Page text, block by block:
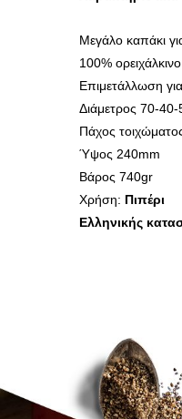
Μεγάλο καπάκι
100%
Επιμετάλλωση
Διάμετρος 70-
Πάχος
Ύψος 240mm
Βάρος 740gr
Χρήση: Πιπέρι
Ελληνικής